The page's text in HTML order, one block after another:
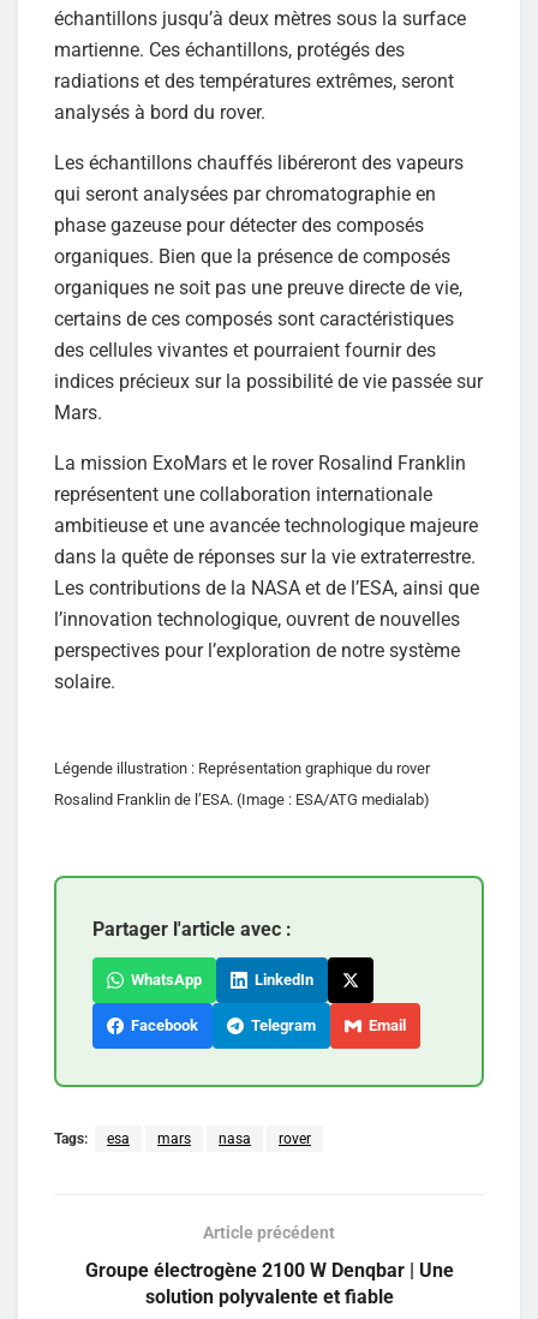
échantillons jusqu’à deux mètres sous la surface
martienne. Ces échantillons, protégés des
radiations et des températures extrêmes, seront
analysés à bord du rover.
Les échantillons chauffés libéreront des vapeurs
qui seront analysées par chromatographie en
phase gazeuse pour détecter des composés
organiques. Bien que la présence de composés
organiques ne soit pas une preuve directe de vie,
certains de ces composés sont caractéristiques
des cellules vivantes et pourraient fournir des
indices précieux sur la possibilité de vie passée sur
Mars.
La mission ExoMars et le rover Rosalind Franklin
représentent une collaboration internationale
ambitieuse et une avancée technologique majeure
dans la quête de réponses sur la vie extraterrestre.
Les contributions de la NASA et de l’ESA, ainsi que
l’innovation technologique, ouvrent de nouvelles
perspectives pour l’exploration de notre système
solaire.
Légende illustration : Représentation graphique du rover
Rosalind Franklin de l’ESA. (Image : ESA/ATG medialab)
Partager l'article avec :
WhatsApp LinkedIn
Facebook Telegram Email
Tags: esa mars nasa rover
Article précédent
Groupe électrogène 2100 W Denqbar | Une
solution polyvalente et fiable